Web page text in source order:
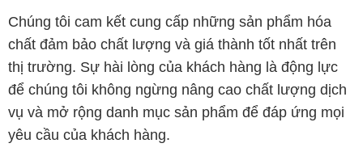
Chúng tôi cam kết cung cấp những sản phẩm hóa
chất đảm bảo chất lượng và giá thành tốt nhất trên
thị trường. Sự hài lòng của khách hàng là động lực
để chúng tôi không ngừng nâng cao chất lượng dịch
vụ và mở rộng danh mục sản phẩm để đáp ứng mọi
yêu cầu của khách hàng.